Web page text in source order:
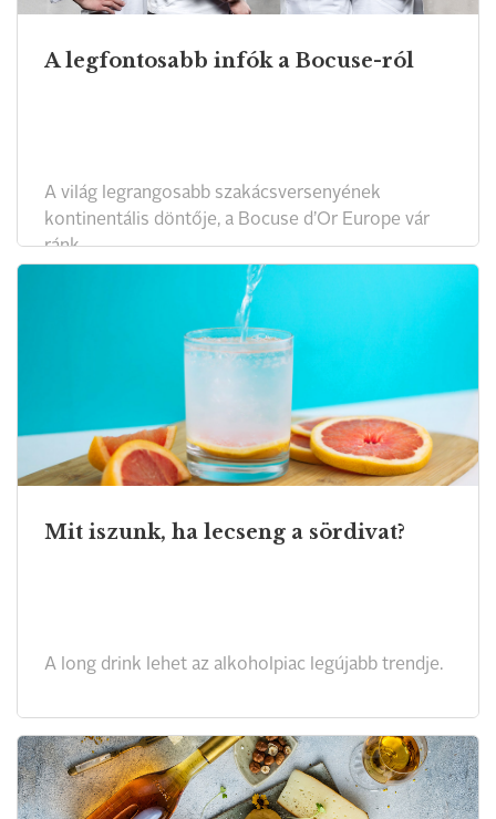
A legfontosabb infók a Bocuse-ról
A világ legrangosabb szakácsversenyének
kontinentális döntője, a Bocuse d’Or Europe vár
ránk.
Mit iszunk, ha lecseng a sördivat?
A long drink lehet az alkoholpiac legújabb trendje.